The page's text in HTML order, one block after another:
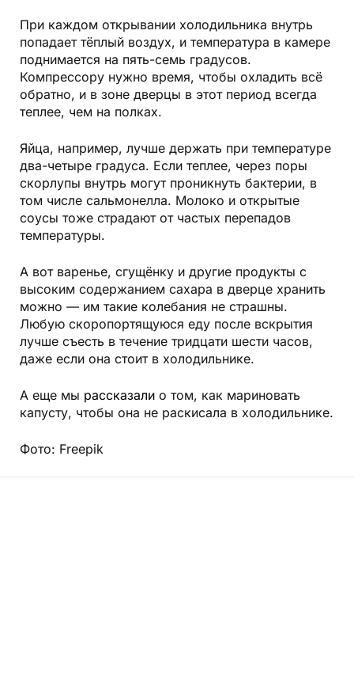
При каждом открывании холодильника внутрь
попадает тёплый воздух, и температура в камере
поднимается на пять-семь градусов.
Компрессору нужно время, чтобы охладить всё
обратно, и в зоне дверцы в этот период всегда
теплее, чем на полках.
Яйца, например, лучше держать при температуре
два-четыре градуса. Если теплее, через поры
скорлупы внутрь могут проникнуть бактерии, в
том числе сальмонелла. Молоко и открытые
соусы тоже страдают от частых перепадов
температуры.
А вот варенье, сгущёнку и другие продукты с
высоким содержанием сахара в дверце хранить
можно — им такие колебания не страшны.
Любую скоропортящуюся еду после вскрытия
лучше съесть в течение тридцати шести часов,
даже если она стоит в холодильнике.
А еще мы рассказали о том, как мариновать
капусту, чтобы она не раскисала в холодильнике.
Фото: Freepik